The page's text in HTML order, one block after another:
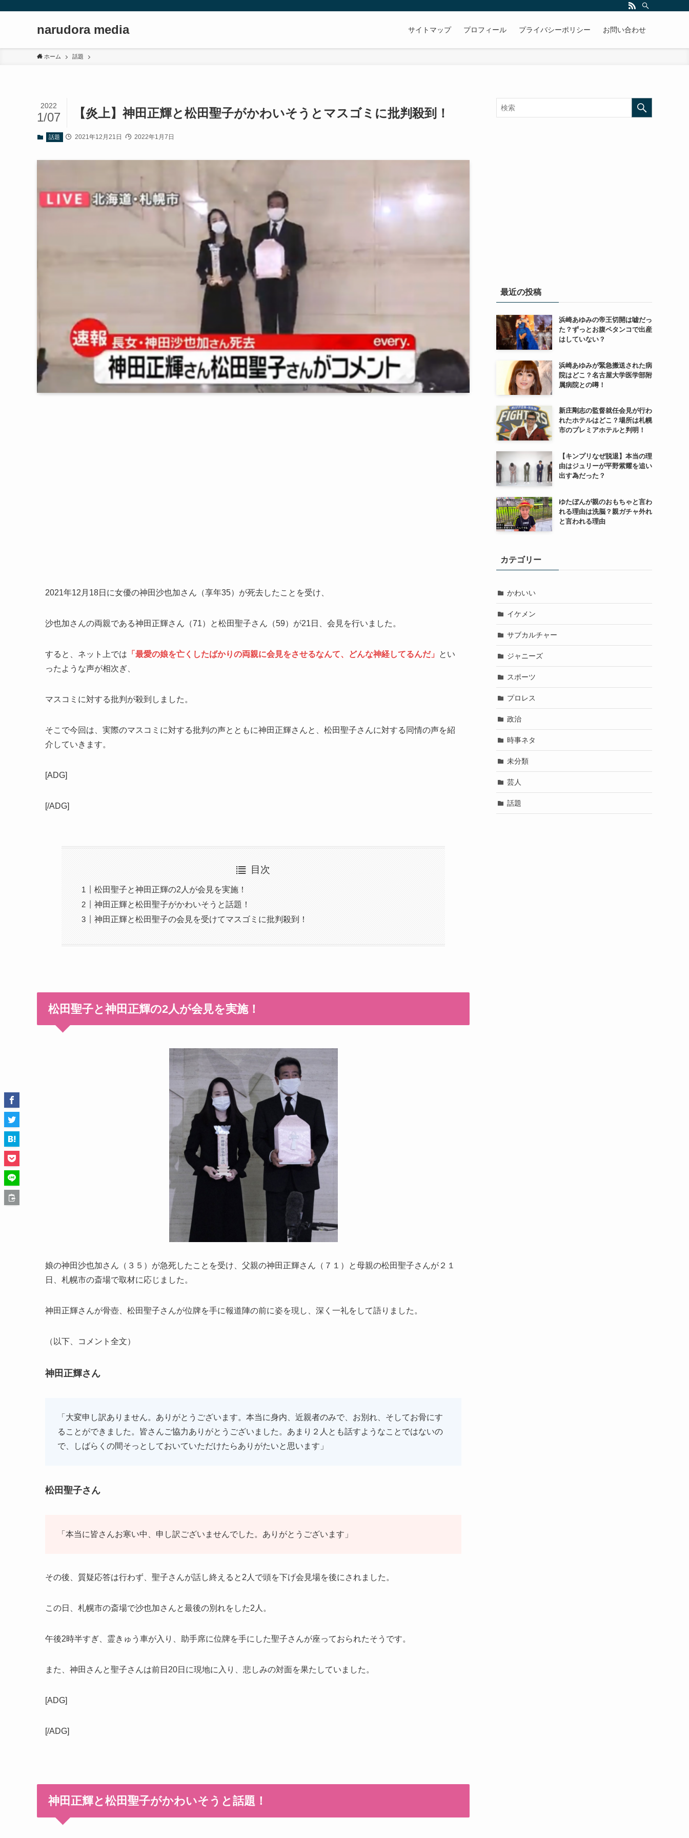
narudora media サイトマップ プロフィール プライバシーポリシー お問い合わせ
ホーム 話題
【炎上】神田正輝と松田聖子がかわいそうとマスゴミに批判殺到！
2022
1/07
話題 2021年12月21日 2022年1月7日
2021年12月 18日に女優の神田沙也加さん（享年35）が死去したことを受け、
沙也加さんの両親である神田正輝さん（71）と松田聖子さん（59）が21日、会見を行いました。
すると、ネット上では 「最愛の娘を亡くしたばかりの両親に会見をさせるなんて、どんな神経してるんだ」
とい
ったような声が相次ぎ、
マスコミに対する批判が殺到しました。
そこで今回は、実際のマスコミに対する批判の声とともに神田正輝さんと、 松田聖子さんに対する同情の声を紹
介していきます。
[ADG]
[/ADG]
目次
松田聖子と神田正輝の2人が会見を実施！
神田正輝と松田聖子がかわいそうと話題！
神田正輝と松田聖子の会見を受けてマスゴミに批判殺到！
松田聖子と神田正輝の2人が会見を実施！
娘の神田沙也加さん（３５）が急死したことを受け、父親の神田正輝さん（７１）と母親の松田聖子さんが２１
日、札幌市の斎場で取材に応じました。
神田正輝さんが骨壺、松田聖子さんが位牌を手に報道陣の前に姿を現し、深く一礼をして語りました。
（以下、コメント全文）
神田正輝さん
「大変申し訳ありません。ありがとうございます。本当に身内、近親者のみで、お別れ、そしてお骨にす
ることができました。皆さんご協力ありがとうございました。あまり２人とも話すようなことではないの
で、しばらくの間そっとしておいていただけたらありがたいと思います」
松田聖子さん
「本当に皆さんお寒い中、申し訳ございませんでした。ありがとうございます」
その後、質疑応答は行わず、聖子さんが話し終えると2人で頭を下げ会見場を後にされました。
この日、札幌市の斎場で沙也加さんと最後の別れをした2人。
午後2時半すぎ、霊きゅう車が入り、助手席に位牌を手にした聖子さんが座っておられたそうです。
また、神田さんと聖子さんは前日20日に現地に入り、悲しみの対面を果たしていました。
[ADG]
[/ADG]
神田正輝と松田聖子がかわいそうと話題！
最近の投稿
浜崎あゆみの帝王切開は嘘だっ
た？ずっとお腹ペタンコで出産
はしていない？
浜崎あゆみが緊急搬送された病
院はどこ？名古屋大学医学部附
属病院との噂！
新庄剛志の監督就任会見が行わ
れたホテルはどこ？場所は札幌
市のプレミアホテルと判明！
【キンプリなぜ脱退】本当の理
由はジュリーが平野紫耀を追い
出す為だった？
ゆたぼんが親のおもちゃと言わ
れる理由は洗脳？親ガチャ外れ
と言われる理由
カテゴリー
かわいい
イケメン
サブカルチャー
ジャニーズ
スポーツ
プロレス
政治
時事ネタ
未分類
芸人
話題